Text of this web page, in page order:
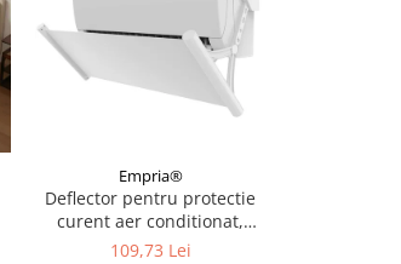
Empria®
Deflector pentru protectie
curent aer conditionat,
Empria, ajustabil pe 4
109,73 Lei